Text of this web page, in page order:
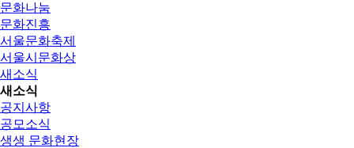
문화나눔
문화진흥
서울문화축제
서울시문화상
새소식
새소식
공지사항
공모소식
생생 문화현장